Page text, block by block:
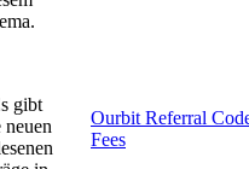
Ourbit Referral
Fees